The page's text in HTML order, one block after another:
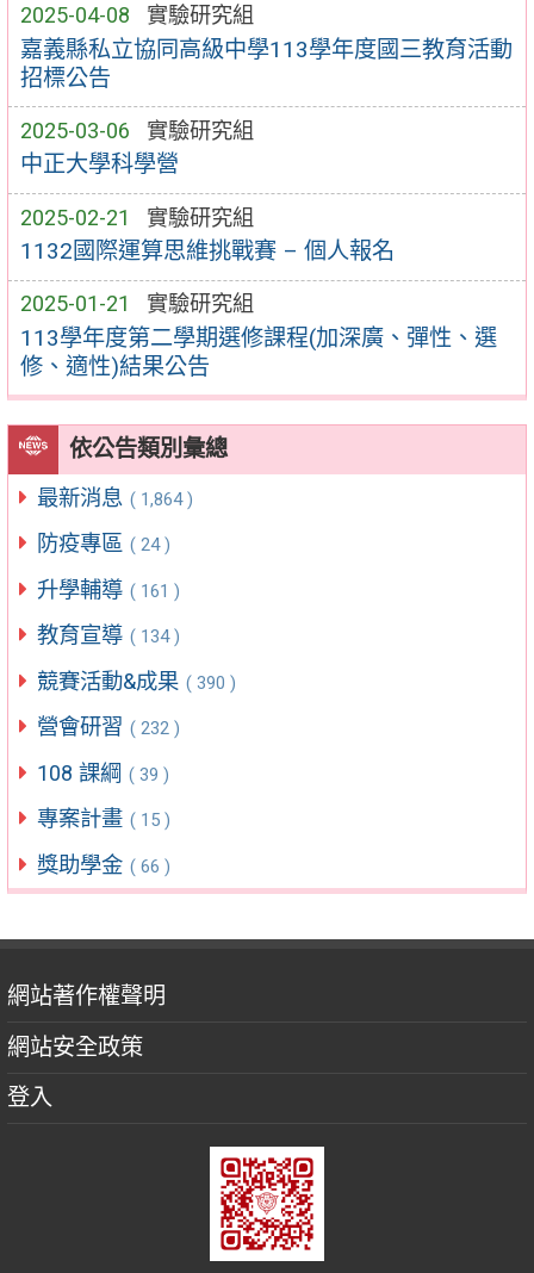
2025-04-08 實驗研究組
嘉義縣私立協同高級中學113學年度國三教育活動
招標公告
2025-03-06 實驗研究組
中正大學科學營
2025-02-21 實驗研究組
1132國際運算思維挑戰賽 – 個人報名
2025-01-21 實驗研究組
113學年度第二學期選修課程(加深廣、彈性、選
修、適性)結果公告
依公告類別彙總
最新消息 ( 1,864 )
防疫專區 ( 24 )
升學輔導 ( 161 )
教育宣導 ( 134 )
競賽活動&成果 ( 390 )
營會研習 ( 232 )
108 課綱 ( 39 )
專案計畫 ( 15 )
獎助學金 ( 66 )
網站著作權聲明
網站安全政策
登入